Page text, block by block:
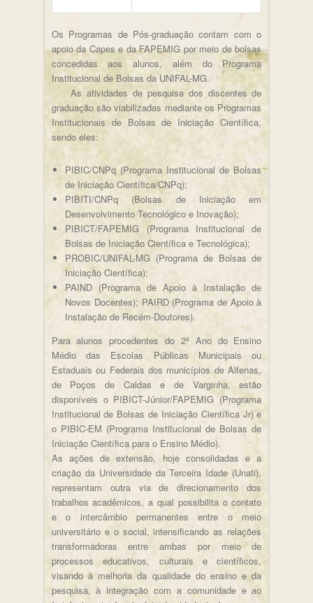
Os Programas de Pós-graduação contam com o
apoio da Capes e da FAPEMIG por meio de bolsas
concedidas aos alunos, além do Programa
Institucional de Bolsas da UNIFAL-MG.
As atividades de pesquisa dos discentes de
graduação são viabilizadas mediante os Programas
Institucionais de Bolsas de Iniciação Científica,
sendo eles:
PIBIC/CNPq (Programa Institucional de Bolsas
de Iniciação Científica/CNPq);
PIBITI/CNPq (Bolsas de Iniciação em
Desenvolvimento Tecnológico e Inovação);
PIBICT/FAPEMIG (Programa Institucional de
Bolsas de Iniciação Científica e Tecnológica);
PROBIC/UNIFAL-MG (Programa de Bolsas de
Iniciação Científica);
PAIND (Programa de Apoio à Instalação de
Novos Docentes); PAIRD (Programa de Apoio à
Instalação de Recém-Doutores).
Para alunos procedentes do 2º Ano do Ensino
Médio das Escolas Públicas Municipais ou
Estaduais ou Federais dos municípios de Alfenas,
de Poços de Caldas e de Varginha, estão
disponíveis o PIBICT-Júnior/FAPEMIG (Programa
Institucional de Bolsas de Iniciação Científica Jr) e
o PIBIC-EM (Programa Institucional de Bolsas de
Iniciação Científica para o Ensino Médio).
As ações de extensão, hoje consolidadas e a
criação da Universidade da Terceira Idade (Unati),
representam outra via de direcionamento dos
trabalhos acadêmicos, a qual possibilita o contato
e o intercâmbio permanentes entre o meio
universitário e o social, intensificando as relações
transformadoras entre ambas por meio de
processos educativos, culturais e científicos,
visando à melhoria da qualidade do ensino e da
pesquisa, à integração com a comunidade e ao